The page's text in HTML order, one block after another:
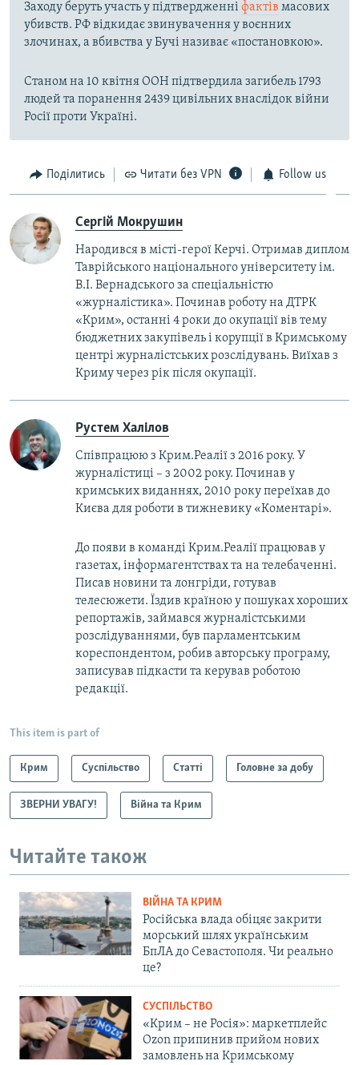
Заходу беруть участь у підтвердженні фактів масових
убивств. РФ відкидає звинувачення у воєнних
злочинах, а вбивства у Бучі називає «постановкою».
Станом на 10 квітня ООН підтвердила загибель 1793
людей та поранення 2439 цивільних внаслідок війни
Росії проти Україні.
Поділитись Читати без VPN Follow us
Сергій Мокрушин
Народився в місті-герої Керчі. Отримав диплом
Таврійського національного університету ім.
В.І. Вернадського за спеціальністю
«журналістика». Починав роботу на ДТРК
«Крим», останні 4 роки до окупації вів тему
бюджетних закупівель і корупції в Кримському
центрі журналістських розслідувань. Виїхав з
Криму через рік після окупації.
Рустем Халілов
Співпрацюю з Крим.Реалії з 2016 року. У
журналістиці – з 2002 року. Починав у
кримських виданнях, 2010 року переїхав до
Києва для роботи в тижневику «Коментарі».
До появи в команді Крим.Реалії працював у
газетах, інформагентствах та на телебаченні.
Писав новини та лонгріди, готував
телесюжети. Їздив країною у пошуках хороших
репортажів, займався журналістськими
розслідуваннями, був парламентським
кореспондентом, робив авторську програму,
записував підкасти та керував роботою
редакції.
This item is part of
Крим Суспільство Статті Головне за добу
ЗВЕРНИ УВАГУ! Війна та Крим
Читайте також
ВІЙНА ТА КРИМ
Російська влада обіцяє закрити
морський шлях українським
БпЛА до Севастополя. Чи реально
це?
СУСПІЛЬСТВО
«Крим – не Росія»: маркетплейс
Ozon припинив прийом нових
замовлень на Кримському